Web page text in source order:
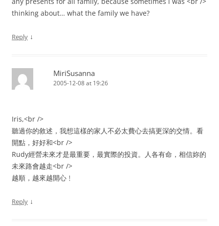
thinking about… what the family we have?
Reply ↓
MiriSusanna
2005-12-08 at 19:26
Iris,<br />
聽過你的敘述，我想這樣的家人不必太費心去搞更深的交情。看
開點，好好和<br />
Rudy經營未來才是最重要，最實際的投資。人各有命，相信妳的
未來路會越走<br />
越順，越來越開心﹗
Reply ↓